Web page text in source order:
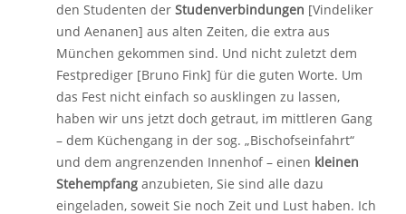
den Studenten der Studenverbindungen [Vindeliker
und Aenanen] aus alten Zeiten, die extra aus
München gekommen sind. Und nicht zuletzt dem
Festprediger [Bruno Fink] für die guten Worte. Um
das Fest nicht einfach so ausklingen zu lassen,
haben wir uns jetzt doch getraut, im mittleren Gang
– dem Küchengang in der sog. „Bischofseinfahrt“
und dem angrenzenden Innenhof – einen kleinen
Stehempfang anzubieten, Sie sind alle dazu
eingeladen, soweit Sie noch Zeit und Lust haben. Ich